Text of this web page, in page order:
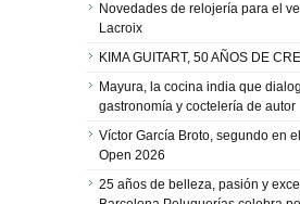
Novedades de relojería para el
Lacroix
KIMA GUITART, 50 AÑOS DE
Mayura, la cocina india que
gastronomía y coctelería de autor
Víctor García Broto, segundo en
Open 2026
25 años de belleza, pasión y